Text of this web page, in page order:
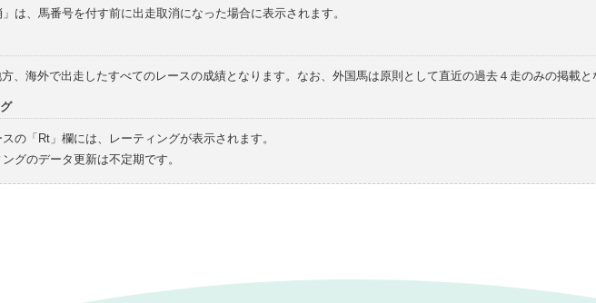
」は、馬番号を付す前に出走取消になった場合に表示されます。
、海外で出走したすべてのレースの成績となります。なお、外国馬は原則として直近の過去４走のみの掲載と
の「Rt」欄には、レーティングが表示されます。
グのデータ更新は不定期です。